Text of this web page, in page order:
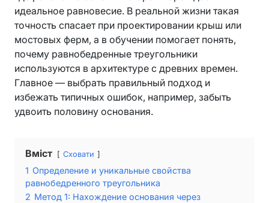
идеальное равновесие. В реальной жизни такая
точность спасает при проектировании крыш или
мостовых ферм, а в обучении помогает понять,
почему равнобедренные треугольники
используются в архитектуре с древних времен.
Главное — выбрать правильный подход и
избежать типичных ошибок, например, забыть
удвоить половину основания.
Вміст Сховати
1 Определение и уникальные свойства
равнобедренного треугольника
2 Метод 1: Нахождение основания через